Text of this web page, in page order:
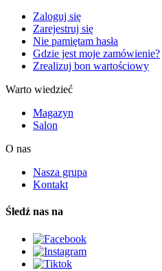
Zaloguj się
Zarejestruj się
Nie pamiętam hasła
Gdzie jest moje zamówienie?
Zrealizuj bon wartościowy
Warto wiedzieć
Magazyn
Salon
O nas
Nasza grupa
Kontakt
Śledź nas na